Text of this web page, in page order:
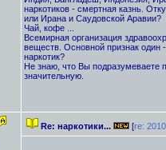
наркотиков - смертная казнь.
или Ирана и Саудовской Аравии?
Чай, кофе ...
Всемирная организация
веществ. Основной признак
наркотик?
Не знаю, что Вы подразумеваете
значительную.
Re: наркотики... [re: 2010